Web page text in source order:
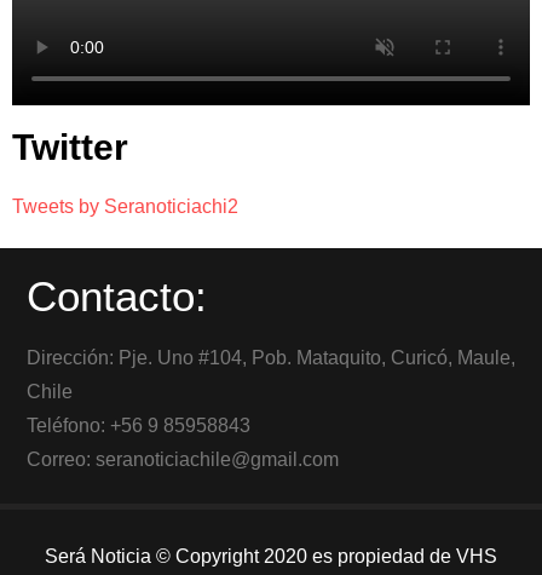
Twitter
Tweets by Seranoticiachi2
Contacto:
Dirección: Pje. Uno #104, Pob. Mataquito, Curicó, Maule,
Chile
Teléfono: +56 9 85958843
Correo: seranoticiachile@gmail.com
Será Noticia © Copyright 2020 es propiedad de VHS